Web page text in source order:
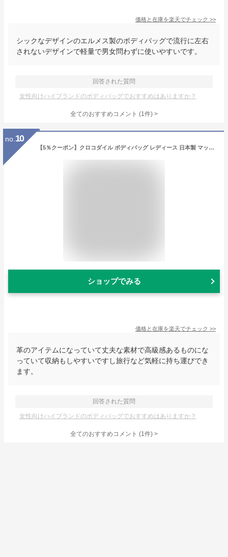
価格と在庫を楽天でチェック >>
シックなデザインのエルメス製のボディバッグで流行に左右
されないデザインで軽量で男女問わずに使いやすいです。
回答された質問
女性向けハイブランドのボディバッグでおすすめはありますか？
全てのおすすめコメント (1件) >
no. 10
【5％クーポン】クロコダイル ボディバッグ レディース 日本製 マット 加工 ショルダーバッグ 斜め掛けバッグ ウエストバッグ 2way クラッチバッグ 本革 鰐革 保証書付き JRA プレゼント ギフト 4FA (06001814r)
ショップでみる
価格と在庫を楽天でチェック >>
革のアイテムになっていて丈夫な素材で高級感あるものにな
っていて収納もしやすいですし旅行など気軽に持ち運びでき
ます。
回答された質問
女性向けハイブランドのボディバッグでおすすめはありますか？
全てのおすすめコメント (1件) >